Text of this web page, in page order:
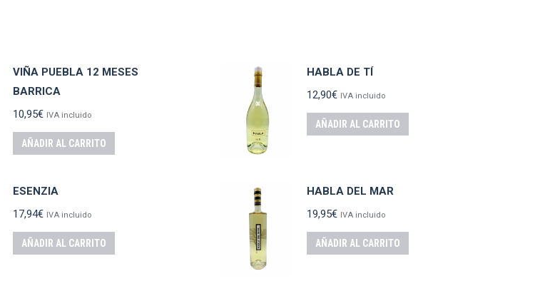
VIÑA PUEBLA 12 MESES
BARRICA
10,95€ IVA incluido
AÑADIR AL CARRITO
HABLA DE TÍ
12,90€ IVA incluido
AÑADIR AL CARRITO
ESENZIA
17,94€ IVA incluido
AÑADIR AL CARRITO
HABLA DEL MAR
19,95€ IVA incluido
AÑADIR AL CARRITO